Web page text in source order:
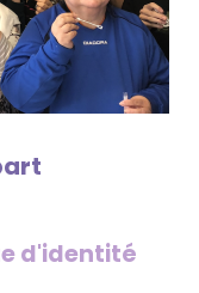
d'identité